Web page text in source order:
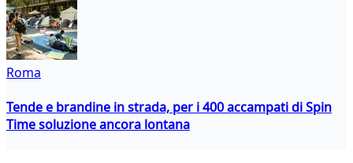
Roma
Tende e brandine in strada, per i 400 accampati di Spin
Time soluzione ancora lontana